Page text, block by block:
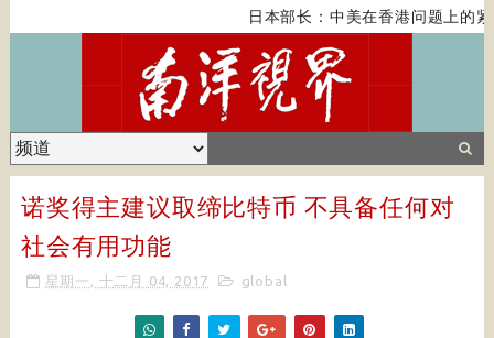
日本部长：中美在香港问题上的
诺奖得主建议取缔比特币 不具备任何对
社会有用功能
星期一, 十二月 04, 2017 global